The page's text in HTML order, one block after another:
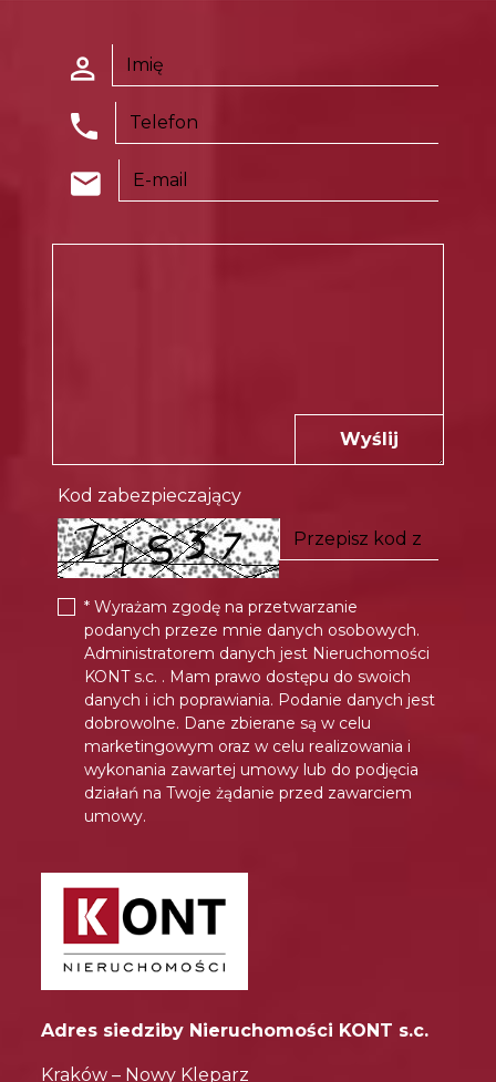
Adres siedziby Nieruchomości KONT s.c.
Kraków – Nowy Kleparz
Wyślij
Kod zabezpieczający
* Wyrażam zgodę na przetwarzanie
podanych przeze mnie danych osobowych.
Administratorem danych jest Nieruchomości
KONT s.c. . Mam prawo dostępu do swoich
danych i ich poprawiania. Podanie danych jest
dobrowolne. Dane zbierane są w celu
marketingowym oraz w celu realizowania i
wykonania zawartej umowy lub do podjęcia
działań na Twoje żądanie przed zawarciem
umowy.